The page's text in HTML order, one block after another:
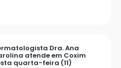
Dra. Ana
atende em Coxim
quarta-feira (11)